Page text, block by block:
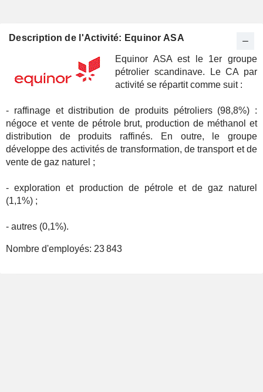
Description de l'Activité: Equinor ASA
Equinor ASA est le 1er groupe
pétrolier scandinave. Le CA par
activité se répartit comme suit :
- raffinage et distribution de produits pétroliers (98,8%) :
négoce et vente de pétrole brut, production de méthanol et
distribution de produits raffinés. En outre, le groupe
développe des activités de transformation, de transport et de
vente de gaz naturel ;
- exploration et production de pétrole et de gaz naturel
(1,1%) ;
- autres (0,1%).
Nombre d'employés: 23 843